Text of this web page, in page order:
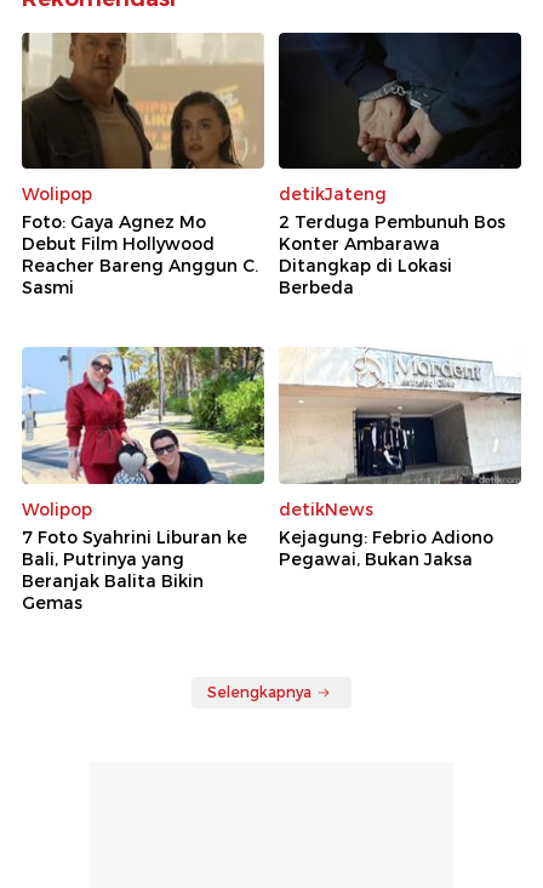
Wolipop
Foto: Gaya Agnez Mo
Debut Film Hollywood
Reacher Bareng Anggun C.
Sasmi
detikJateng
2 Terduga Pembunuh Bos
Konter Ambarawa
Ditangkap di Lokasi
Berbeda
Wolipop
7 Foto Syahrini Liburan ke
Bali, Putrinya yang
Beranjak Balita Bikin
Gemas
detikNews
Kejagung: Febrio Adiono
Pegawai, Bukan Jaksa
Selengkapnya